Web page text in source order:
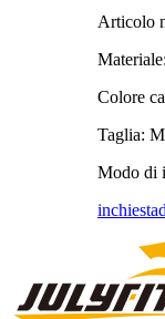
Articolo
Colore
Taglia:
Modo di
inchiesta